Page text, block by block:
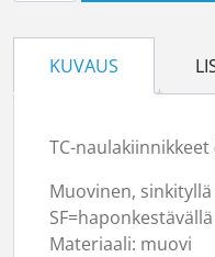
KUVAUS
TC-
Muovinen,
Materiaali: muovi